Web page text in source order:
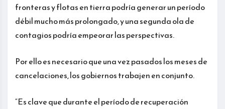
fronteras y flotas en tierra podría generar un período
débil mucho más prolongado, y una segunda ola de
contagios podría empeorar las perspectivas.
Por ello es necesario que una vez pasados los meses de
cancelaciones, los gobiernos trabajen en conjunto.
“Es clave que durante el período de recuperación